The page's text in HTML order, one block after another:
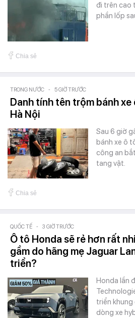
đi trên cao
phần lốp
Chia sẻ
TRONG NƯỚC - 5 GIỜ TRƯỚC
Danh tính tên trộm bánh
Hà Nội
Sau 6 giờ
bánh xe ô
công an
tang vật.
Chia sẻ
QUỐC TẾ - 3 GIỜ TRƯỚC
Ô tô Honda sẽ rẻ hơn rất
gầm do hãng mẹ Jaguar
triển?
Honda lần
triển
dòng xe